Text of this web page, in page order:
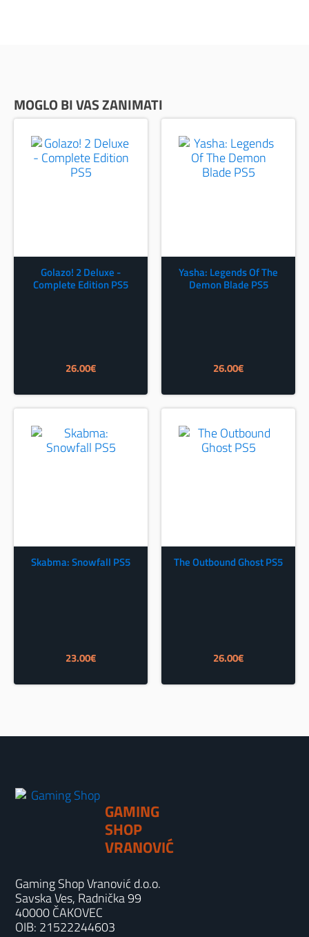
MOGLO BI VAS ZANIMATI
Golazo! 2 Deluxe -
Complete Edition PS5
26.00€
Yasha: Legends Of The
Demon Blade PS5
26.00€
Skabma: Snowfall PS5
23.00€
The Outbound Ghost PS5
26.00€
GAMING
SHOP
VRANOVIĆ
Gaming Shop Vranović d.o.o.
Savska Ves, Radnička 99
40000 ČAKOVEC
OIB: 21522244603